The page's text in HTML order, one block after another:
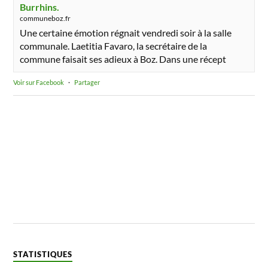
Burrhins.
communeboz.fr
Une certaine émotion régnait vendredi soir à la salle
communale. Laetitia Favaro, la secrétaire de la
commune faisait ses adieux à Boz. Dans une récept
Voir sur Facebook · Partager
STATISTIQUES